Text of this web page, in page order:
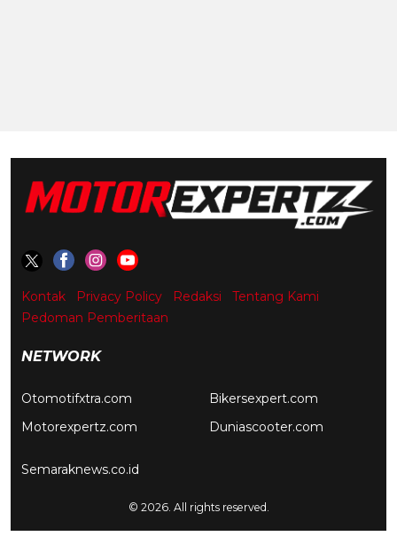
Kontak Privacy Policy Redaksi
Tentang Kami
Pedoman Pemberitaan
NETWORK
Otomotifxtra.com
Motorexpertz.com
Bikersexpert.com
Duniascooter.com
Semaraknews.co.id
© 2026. All rights reserved.